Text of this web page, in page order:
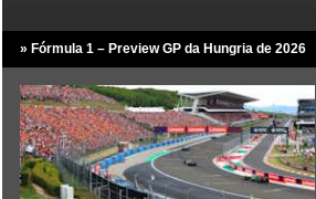
» Fórmula 1 – Preview GP da Hungria de 2026